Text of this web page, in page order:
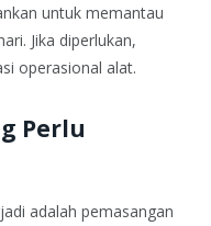
untuk memantau
Jika diperlukan,
operasional alat.
Perlu
adalah pemasangan